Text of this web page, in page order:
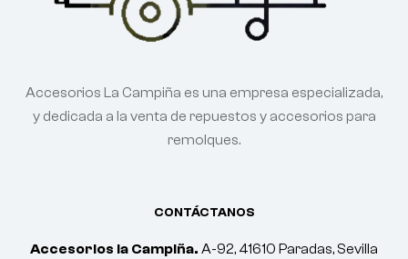
CONTÁCTANOS
Accesorios la Campiña. A-92, 41610 Paradas, Sevilla
Accesorios La Campiña es una empresa especializada,
y dedicada a la venta de repuestos y accesorios para
remolques.